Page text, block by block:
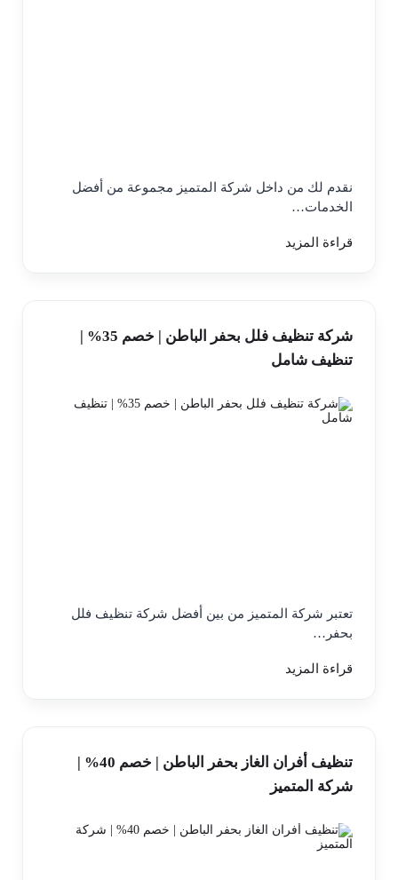
نقدم لك من داخل شركة المتميز مجموعة من أفضل
الخدمات…
قراءة المزيد
شركة تنظيف فلل بحفر الباطن | خصم 35% |
تنظيف شامل
تعتبر شركة المتميز من بين أفضل شركة تنظيف فلل
بحفر…
قراءة المزيد
تنظيف أفران الغاز بحفر الباطن | خصم 40% |
شركة المتميز